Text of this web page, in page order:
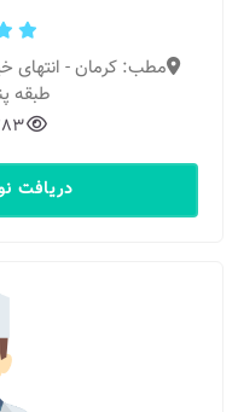
مطب: کرمان - انتهای
طبقه
دریافت